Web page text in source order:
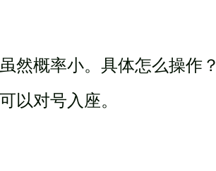
然概率小。具体怎么操作？
以对号入座。